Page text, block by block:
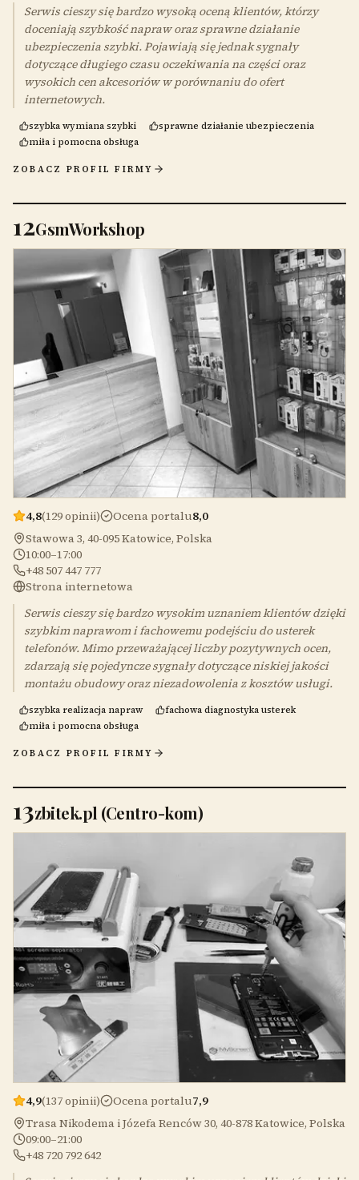
Serwis cieszy się bardzo wysoką oceną klientów, którzy
doceniają szybkość napraw oraz sprawne działanie
ubezpieczenia szybki. Pojawiają się jednak sygnały
dotyczące długiego czasu oczekiwania na części oraz
wysokich cen akcesoriów w porównaniu do ofert
internetowych.
szybka wymiana szybki
sprawne działanie ubezpieczenia
miła i pomocna obsługa
ZOBACZ PROFIL FIRMY
12GsmWorkshop
4,8(129 opinii) Ocena portalu8,0
Stawowa 3, 40-095 Katowice, Polska
10:00–17:00
+48 507 447 777
Strona internetowa
Serwis cieszy się bardzo wysokim uznaniem klientów dzięki
szybkim naprawom i fachowemu podejściu do usterek
telefonów. Mimo przeważającej liczby pozytywnych ocen,
zdarzają się pojedyncze sygnały dotyczące niskiej jakości
montażu obudowy oraz niezadowolenia z kosztów usługi.
szybka realizacja napraw
fachowa diagnostyka usterek
miła i pomocna obsługa
ZOBACZ PROFIL FIRMY
13zbitek.pl (Centro-kom)
4,9(137 opinii) Ocena portalu7,9
Trasa Nikodema i Józefa Renców 30, 40-878 Katowice, Polska
09:00–21:00
+48 720 792 642